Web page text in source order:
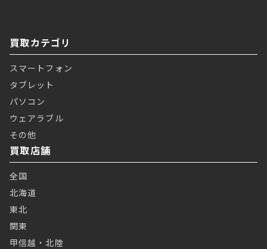
買取カテゴリ
スマートフォン
タブレット
パソコン
ウェアラブル
その他
買取店舗
全国
北海道
東北
関東
甲信越・北陸